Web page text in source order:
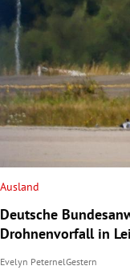
Ausland
Deutsche
Drohnenvorfall in
Evelyn PeternelGestern